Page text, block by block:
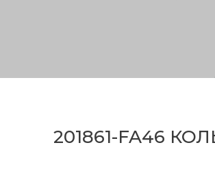
201861-FA46